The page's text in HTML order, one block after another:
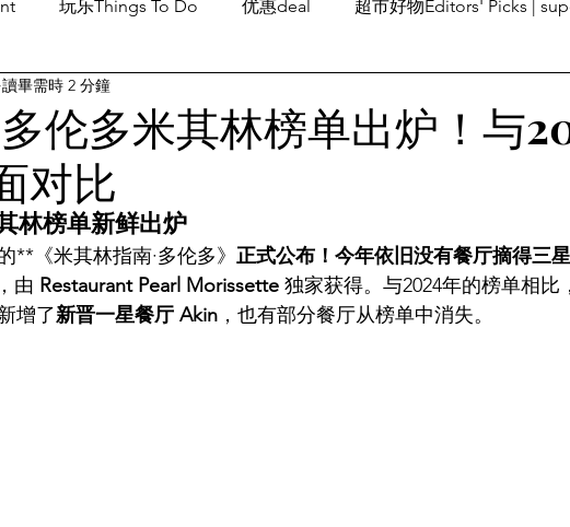
玩乐Things To Do 优惠deal 超市好物Editors' Picks |
潮流others
伦多米其林榜单出炉！与
对比
讀畢需時 2 分鐘
林榜单新鲜出炉
**《米其林指南·多伦多》 正式公布！今年依旧没有餐厅摘得三
由 Restaurant Pearl Morissette 独家获得。与2024年的榜单相比
增了新晋一星餐厅 Akin ，也有部分餐厅从榜单中消失。